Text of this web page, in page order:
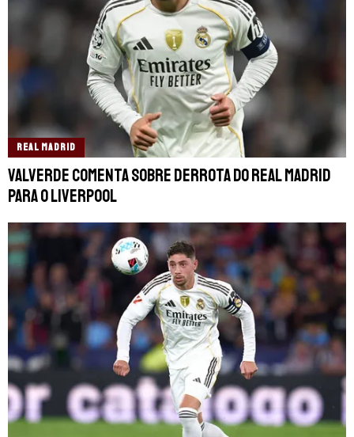
REAL MADRID
Valverde comenta sobre derrota do Real Madrid
para o Liverpool